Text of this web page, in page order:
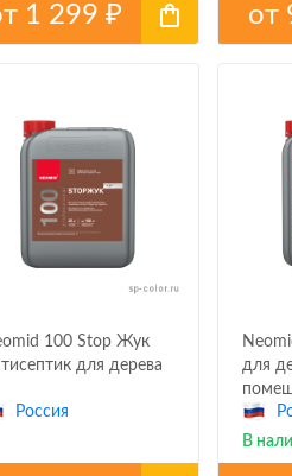
1 299 ₽ от
100 Stop Жук
для дерева
Россия
для
В